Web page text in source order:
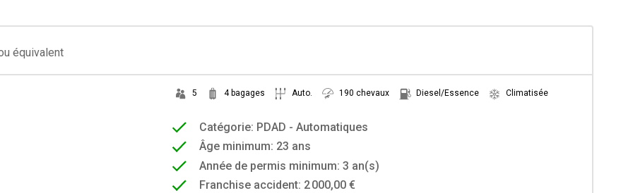
équivalent
5 4 bagages Auto. 190 chevaux Diesel/Essence Climatisée
Catégorie: PDAD - Automatiques
Âge minimum: 23 ans
Année de permis minimum: 3 an(s)
Franchise accident: 2 000,00 €